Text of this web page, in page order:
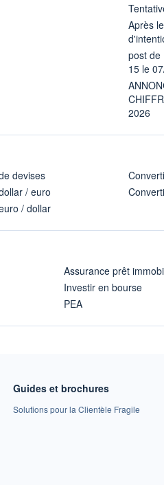
Après
post de
15 le
2026
devises
/ euro
/ dollar
Assurance prêt
Investir en bourse
PEA
Guides et brochures
Solutions pour la Clientèle Fragile